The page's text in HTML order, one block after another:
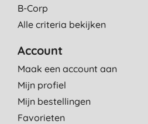
B-Corp
Alle criteria bekijken
Account
Maak een account aan
Mijn profiel
Mijn bestellingen
Favorieten